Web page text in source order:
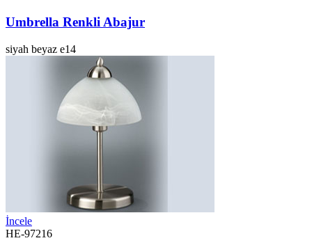
Umbrella Renkli Abajur
siyah beyaz e14
İncele
HE-97216